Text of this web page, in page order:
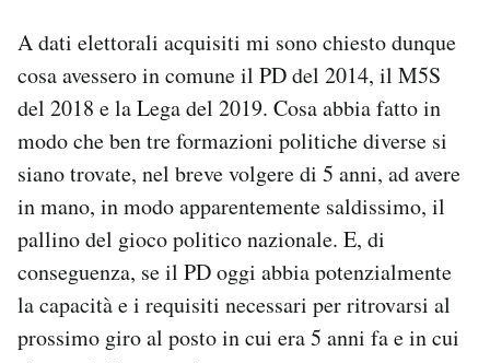
A dati elettorali acquisiti mi sono chiesto dunque
cosa avessero in comune il PD del 2014, il M5S
del 2018 e la Lega del 2019. Cosa abbia fatto in
modo che ben tre formazioni politiche diverse si
siano trovate, nel breve volgere di 5 anni, ad avere
in mano, in modo apparentemente saldissimo, il
pallino del gioco politico nazionale. E, di
conseguenza, se il PD oggi abbia potenzialmente
la capacità e i requisiti necessari per ritrovarsi al
prossimo giro al posto in cui era 5 anni fa e in cui